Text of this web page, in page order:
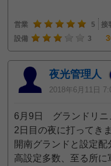
営業 5 接
設備
3
夜光管理人
2018年6月11日
6月9日 グランドリニ
2日目の夜に打ってき
開南グランドと設定配
高設定多数、至る所に